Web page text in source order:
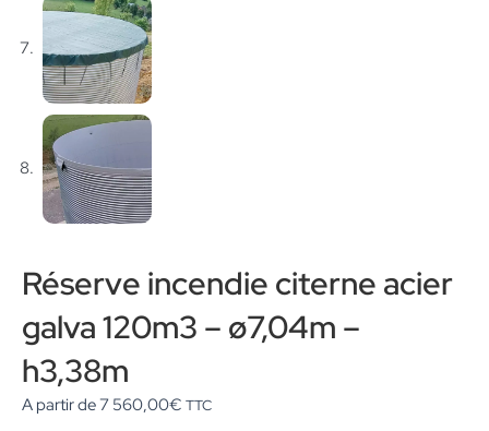
Réserve incendie citerne acier
galva 120m3 – ø7,04m –
h3,38m
A partir de7 560,00€ TTC